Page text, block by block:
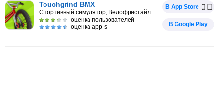
Touchgrind BMX
Спортивный симулятор, Велофристайл
оценка пользователей
оценка app-s
В App Store
В Google Play